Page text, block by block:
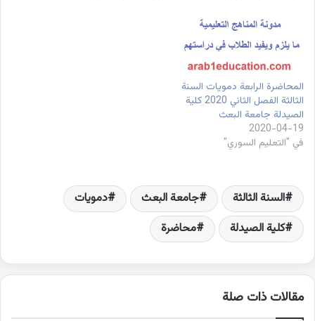
المحاضرة الرابعة دمويات السنة
الثالثة الفصل الثاني 2020 كلية
الصيدلة جامعة البعث
2020-04-19
في "التعليم السوري"
السنة الثالثة جامعة البعث
دمويات
كلية الصيدلة
محاضرة
مقالات ذات صلة